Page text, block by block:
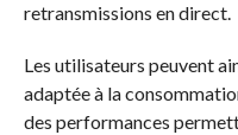
retransmissions en direct.
Les utilisateurs peuvent
adaptée à la
des performances